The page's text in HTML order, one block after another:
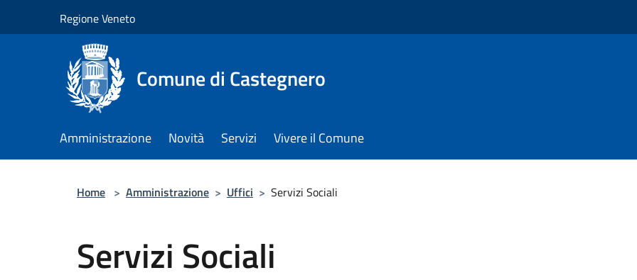
Regione Veneto
Comune di Castegnero
Amministrazione Novità Servizi Vivere il Comune
Home > Amministrazione > Uffici > Servizi Sociali
Servizi Sociali